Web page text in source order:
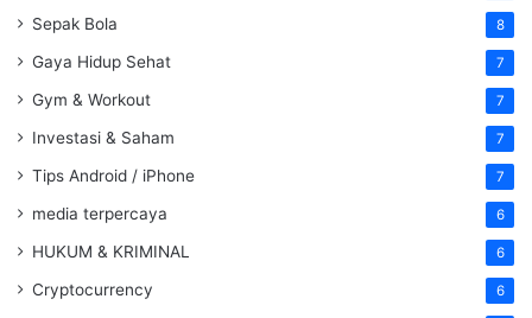
Sepak Bola 8
Gaya Hidup Sehat 7
Gym & Workout 7
Investasi & Saham 7
Tips Android / iPhone 7
media terpercaya 6
HUKUM & KRIMINAL 6
Cryptocurrency 6